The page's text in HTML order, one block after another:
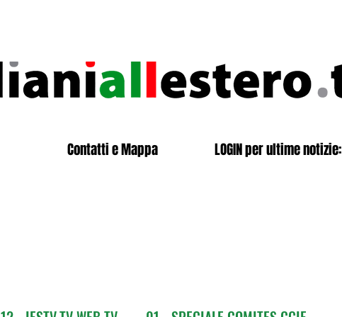
Contatti e Mappa LOGIN per ultime notizie: